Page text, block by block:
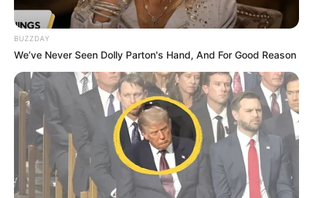
BUZZDAY
We’ve Never Seen Dolly Parton's Hand, And For Good Reason